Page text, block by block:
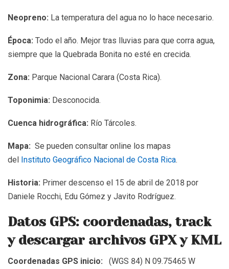
Neopreno: La temperatura del agua no lo hace necesario.
Época: Todo el año. Mejor tras lluvias para que corra agua,
siempre que la Quebrada Bonita no esté en crecida.
Zona: Parque Nacional Carara (Costa Rica).
Toponimia: Desconocida.
Cuenca hidrográfica: Río Tárcoles.
Mapa: Se pueden consultar online los mapas
del Instituto Geográfico Nacional de Costa Rica.
Historia: Primer descenso el 15 de abril de 2018 por
Daniele Rocchi, Edu Gómez y Javito Rodríguez.
Datos GPS: coordenadas, track
y descargar archivos GPX y KML
Coordenadas GPS inicio: (WGS 84) N 09.75465 W